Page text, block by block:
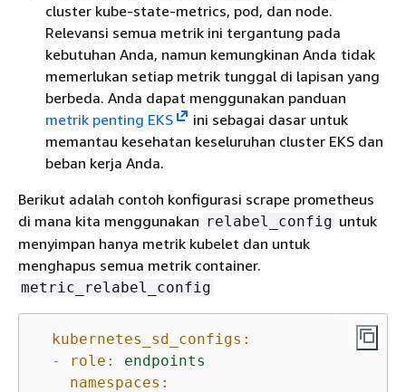
cluster kube-state-metrics, pod, dan node.
Relevansi semua metrik ini tergantung pada
kebutuhan Anda, namun kemungkinan Anda tidak
memerlukan setiap metrik tunggal di lapisan yang
berbeda. Anda dapat menggunakan panduan
metrik penting EKS
ini sebagai dasar untuk
memantau kesehatan keseluruhan cluster EKS dan
beban kerja Anda.
Berikut adalah contoh konfigurasi scrape prometheus
di mana kita menggunakan relabel_config untuk
menyimpan hanya metrik kubelet dan untuk
menghapus semua metrik container.
metric_relabel_config
kubernetes_sd_configs:
-
role:
endpoints
namespaces: